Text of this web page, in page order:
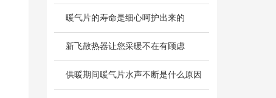
暖气片的寿命是细心呵护出来的
新飞散热器让您采暖不在有顾虑
供暖期间暖气片水声不断是什么原因